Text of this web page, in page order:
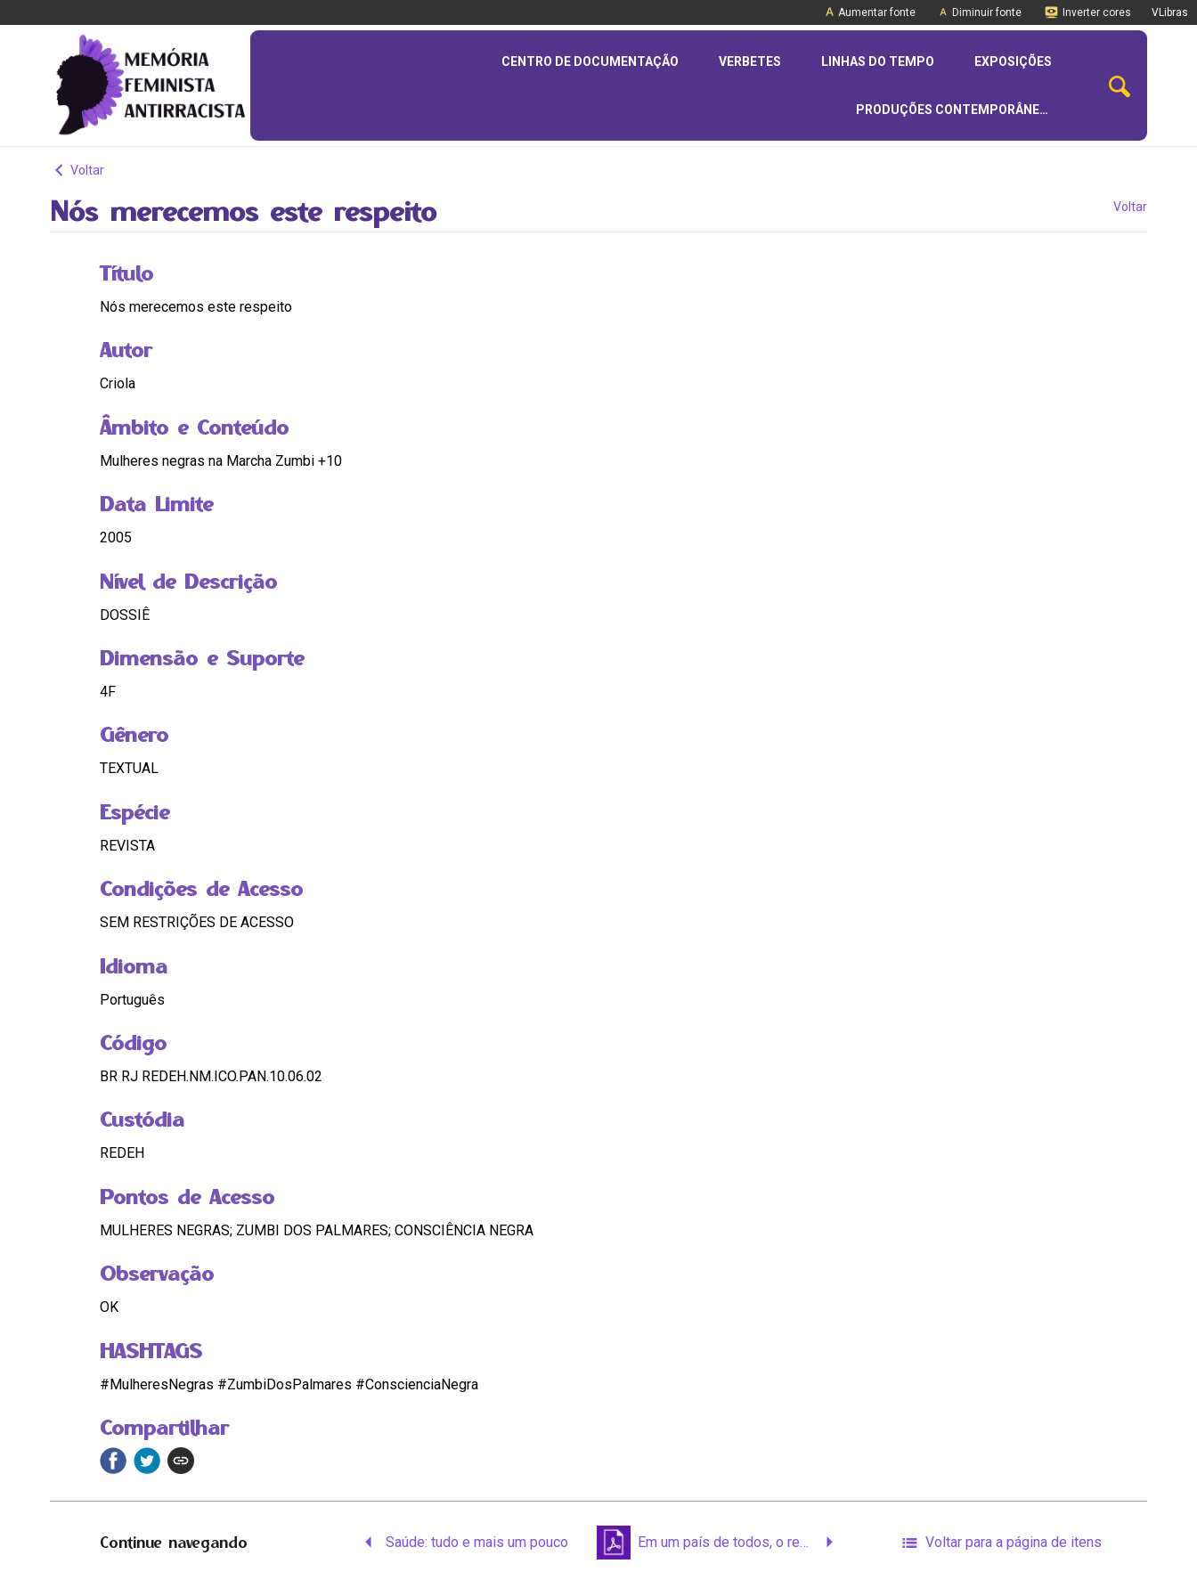
Aumentar fonte Diminuir fonte Inverter cores VLibras
CENTRO DE DOCUMENTAÇÃO VERBETES LINHAS DO TEMPO EXPOSIÇÕES
PRODUÇÕES CONTEMPORÂNEAS
Voltar
Nós merecemos este respeito Voltar
Compartilhar
Título
Nós merecemos este respeito
Autor
Criola
Âmbito e Conteúdo
Mulheres negras na Marcha Zumbi +10
Data Limite
2005
Nível de Descrição
DOSSIÊ
Dimensão e Suporte
4F
Gênero
TEXTUAL
Espécie
REVISTA
Condições de Acesso
SEM RESTRIÇÕES DE ACESSO
Idioma
Português
Código
BR RJ REDEH.NM.ICO.PAN.10.06.02
Custódia
REDEH
Pontos de Acesso
MULHERES NEGRAS; ZUMBI DOS PALMARES; CONSCIÊNCIA NEGRA
Observação
OK
HASHTAGS
#MulheresNegras #ZumbiDosPalmares #ConscienciaNegra
Continue navegando Saúde: tudo e mais um pouco Em um país de todos, o respeito também é de todos. Voltar para a página de itens